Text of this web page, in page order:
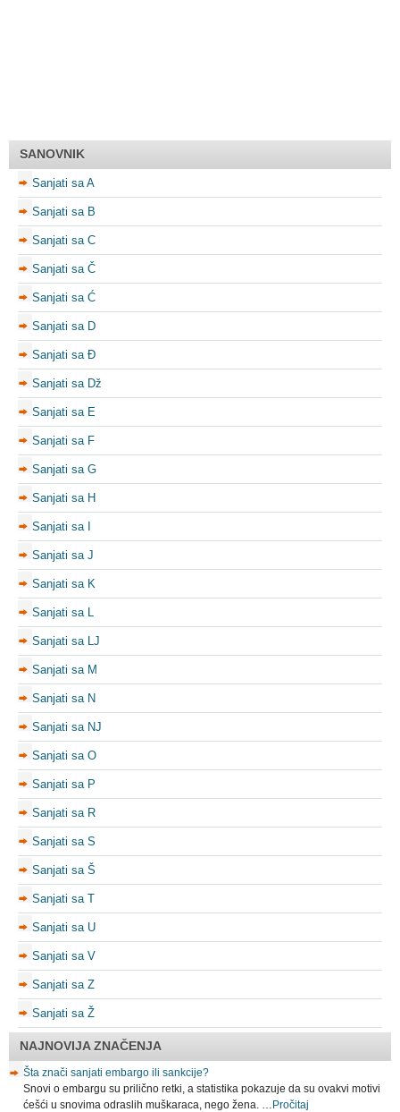
SANOVNIK
Sanjati sa A
Sanjati sa B
Sanjati sa C
Sanjati sa Č
Sanjati sa Ć
Sanjati sa D
Sanjati sa Đ
Sanjati sa Dž
Sanjati sa E
Sanjati sa F
Sanjati sa G
Sanjati sa H
Sanjati sa I
Sanjati sa J
Sanjati sa K
Sanjati sa L
Sanjati sa LJ
Sanjati sa M
Sanjati sa N
Sanjati sa NJ
Sanjati sa O
Sanjati sa P
Sanjati sa R
Sanjati sa S
Sanjati sa Š
Sanjati sa T
Sanjati sa U
Sanjati sa V
Sanjati sa Z
Sanjati sa Ž
NAJNOVIJA ZNAČENJA
Šta znači sanjati embargo ili sankcije?
Snovi o embargu su prilično retki, a statistika pokazuje da su ovakvi motivi
ćešći u snovima odraslih muškaraca, nego žena. … Pročitaj